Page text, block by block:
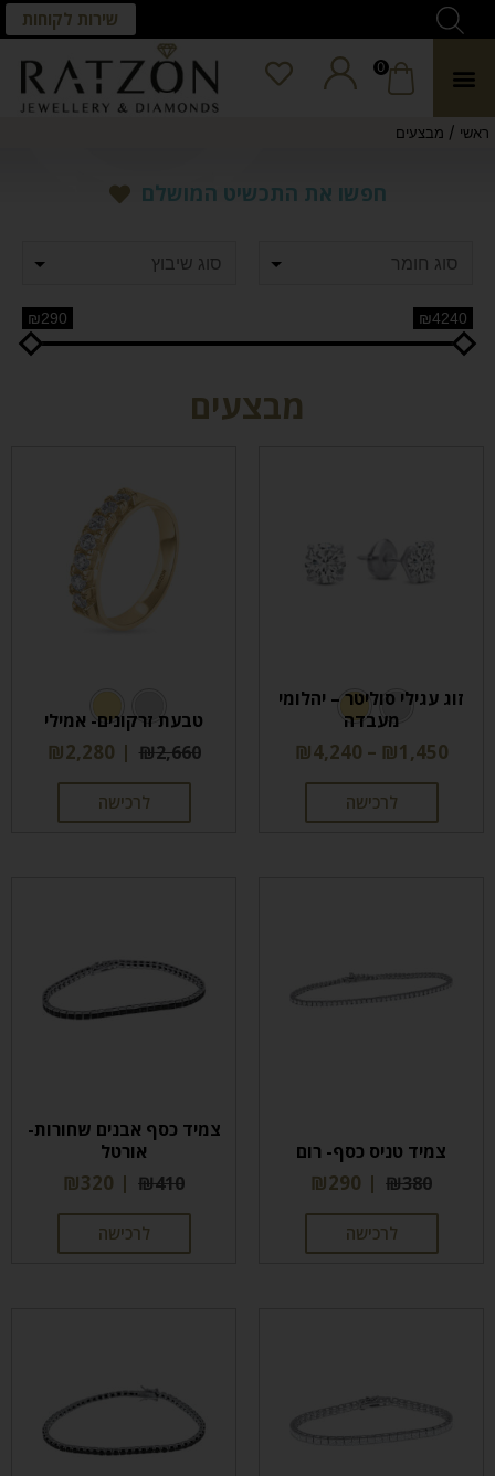
שירות לקוחות
0
ראשי / מבצעים
חפשו את התכשיט המושלם
₪290 ₪4240
מבצעים
זוג עגילי סוליטר – יהלומי
מעבדה
₪1,450
–
₪4,240
לרכישה
טבעת זרקונים- אמילי
₪2,660
₪2,280
לרכישה
צמיד טניס כסף- רום
₪380
₪290
לרכישה
צמיד כסף אבנים שחורות-
אורטל
₪410
₪320
לרכישה